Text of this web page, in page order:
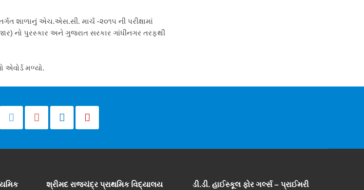
શાળાનું એચ.એસ.સી. માર્ચ -૨૦૧૫ ની પરીક્ષામાં
નો પુરસ્કાર અને ગુજરાત સરકાર ગાંધીનગર તરફથી
એવોર્ડ મળ્યો.
શ્રીમદ રાજચંદ્ર પ્રાથમિક વિદ્યાલય ડી.ડી. હાઈસ્કૂલ ફોર ગર્લ્સ – પ્રાઈમરી